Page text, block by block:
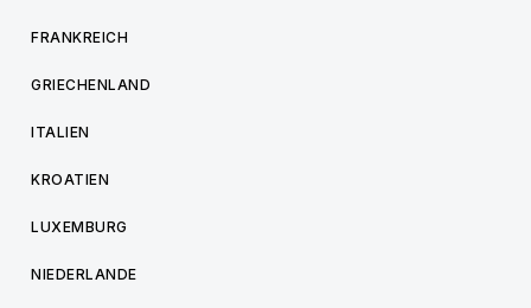
FRANKREICH
GRIECHENLAND
ITALIEN
KROATIEN
LUXEMBURG
NIEDERLANDE